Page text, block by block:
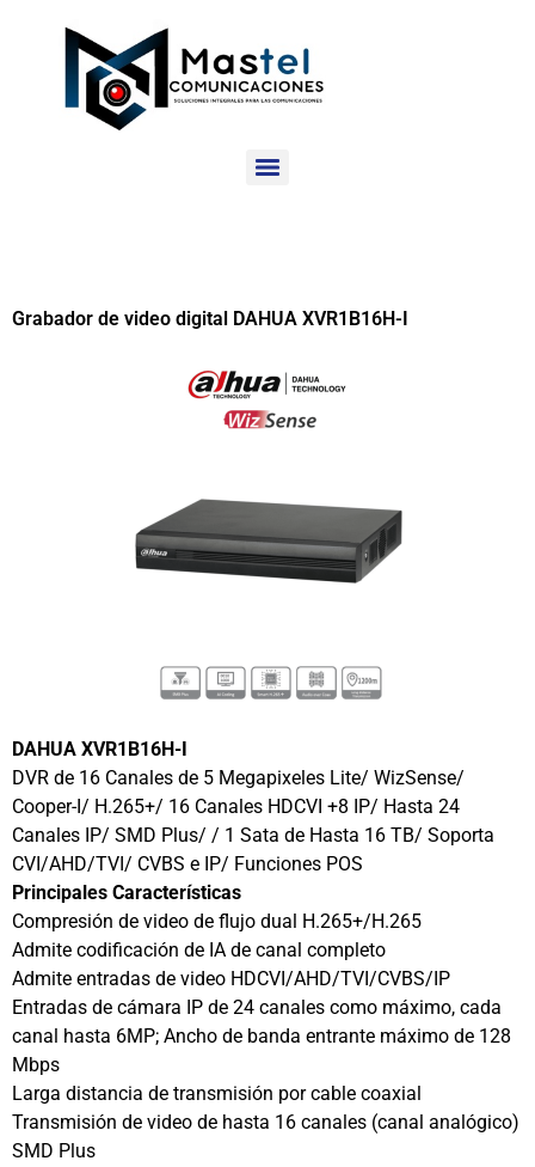
Grabador de video digital DAHUA XVR1B16H-I
DAHUA XVR1B16H-I
DVR de 16 Canales de 5 Megapixeles Lite/ WizSense/
Cooper-I/ H.265+/ 16 Canales HDCVI +8 IP/ Hasta 24
Canales IP/ SMD Plus/ / 1 Sata de Hasta 16 TB/ Soporta
CVI/AHD/TVI/ CVBS e IP/ Funciones POS
Principales Características
Compresión de video de flujo dual H.265+/H.265
Admite codificación de IA de canal completo
Admite entradas de video HDCVI/AHD/TVI/CVBS/IP
Entradas de cámara IP de 24 canales como máximo, cada
canal hasta 6MP; Ancho de banda entrante máximo de 128
Mbps
Larga distancia de transmisión por cable coaxial
Transmisión de video de hasta 16 canales (canal analógico)
SMD Plus